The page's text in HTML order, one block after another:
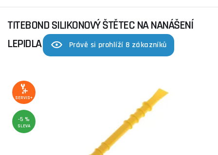
TITEBOND SILIKONOVÝ ŠTĚTEC NA NANÁŠENÍ
LEPIDLA
Právě si prohlíží 8 zákazníků
SERVIS+
-5 %
SLEVA